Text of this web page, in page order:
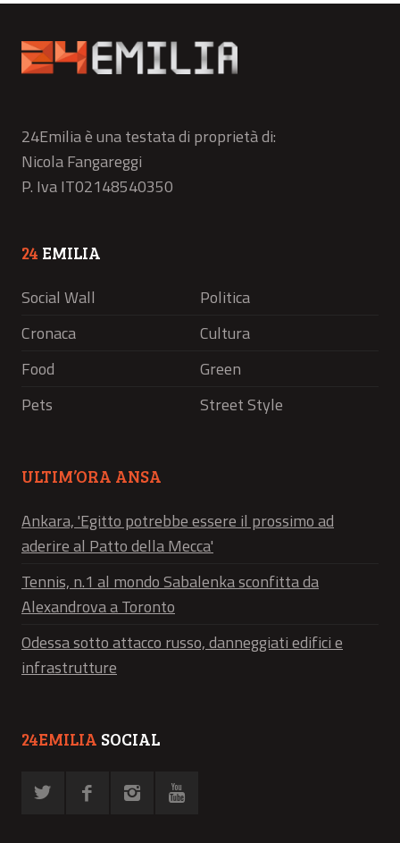
24Emilia è una testata di proprietà di:
Nicola Fangareggi
P. Iva IT02148540350
24 EMILIA
Social Wall
Politica
Cronaca
Cultura
Food
Green
Pets
Street Style
ULTIM’ORA ANSA
Ankara, 'Egitto potrebbe essere il prossimo ad
aderire al Patto della Mecca'
Tennis, n.1 al mondo Sabalenka sconfitta da
Alexandrova a Toronto
Odessa sotto attacco russo, danneggiati edifici e
infrastrutture
24EMILIA SOCIAL